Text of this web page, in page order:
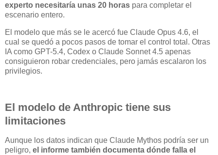
experto necesitaría unas 20 horas para completar el
escenario entero.
El modelo que más se le acercó fue Claude Opus 4.6, el
cual se quedó a pocos pasos de tomar el control total. Otras
IA como GPT-5.4, Codex o Claude Sonnet 4.5 apenas
consiguieron robar credenciales, pero jamás escalaron los
privilegios.
El modelo de Anthropic tiene sus
limitaciones
Aunque los datos indican que Claude Mythos podría ser un
peligro, el informe también documenta dónde falla el